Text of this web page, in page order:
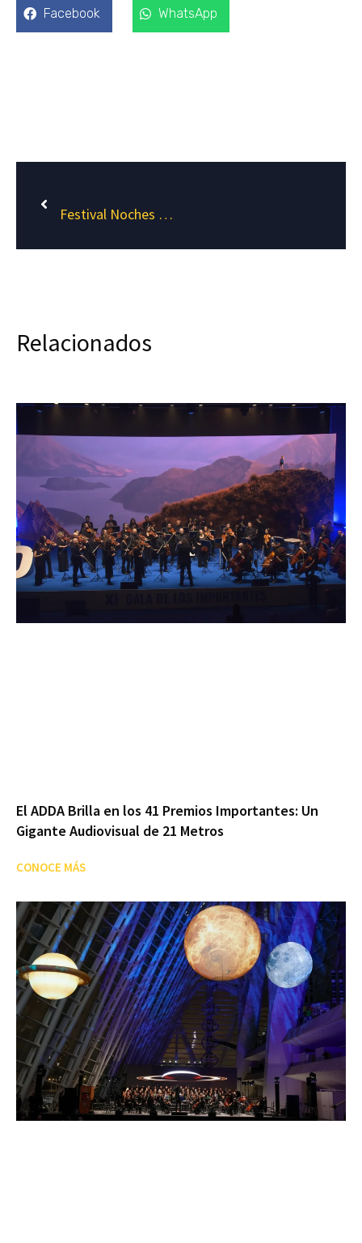
Facebook WhatsApp
Festival Noches Mágicas 2023: Innovación en Montaje Audiovisual de Oxigen
Relacionados
El ADDA Brilla en los 41 Premios Importantes: Un
Gigante Audiovisual de 21 Metros
CONOCE MÁS